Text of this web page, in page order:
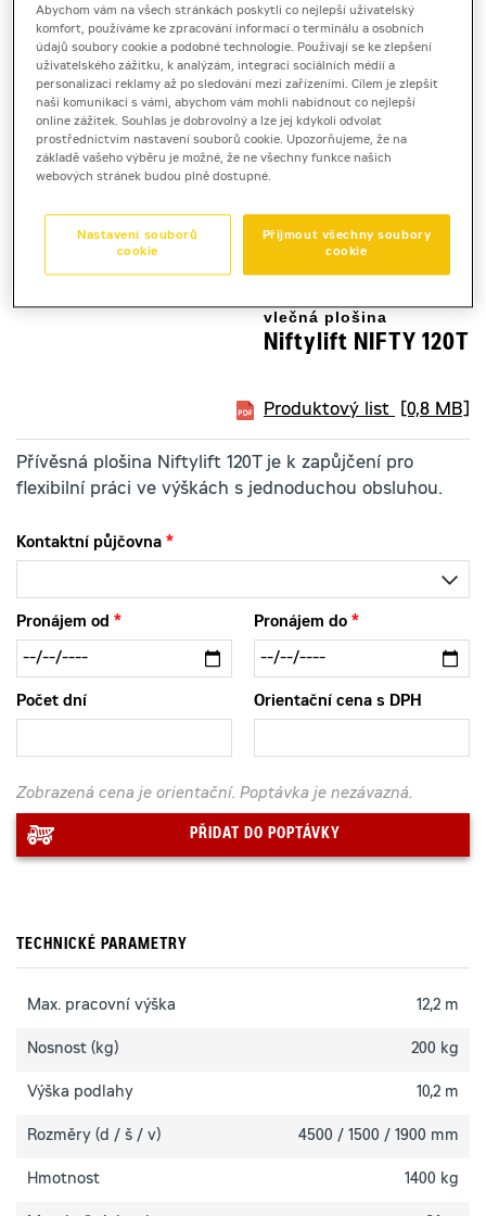
1 - 22 dnů
2 710 Kč bez DPH
3 279 Kč s DPH
23 a více dnů
1 840 Kč bez DPH
2 226 Kč s DPH
Kauce
10 000 Kč
vlečná plošina
Niftylift NIFTY 120T
Produktový list [0,8 MB]
Přívěsná plošina Niftylift 120T je k zapůjčení pro
flexibilní práci ve výškách s jednoduchou obsluhou.
Kontaktní půjčovna
Pronájem od Pronájem do
Počet dní Orientační cena s DPH
Zobrazená cena je orientační. Poptávka je nezávazná.
PŘIDAT DO POPTÁVKY
TECHNICKÉ PARAMETRY
Max. pracovní výška 12,2 m
Nosnost (kg) 200 kg
Výška podlahy 10,2 m
Rozměry (d / š / v) 4500 / 1500 / 1900 mm
Hmotnost 1400 kg
Abychom vám na všech stránkách poskytli co nejlepší uživatelský
komfort, používáme ke zpracování informací o terminálu a osobních
údajů soubory cookie a podobné technologie. Používají se ke zlepšení
uživatelského zážitku, k analýzám, integraci sociálních médií a
personalizaci reklamy až po sledování mezi zařízeními. Cílem je zlepšit
naši komunikaci s vámi, abychom vám mohli nabídnout co nejlepší
online zážitek. Souhlas je dobrovolný a lze jej kdykoli odvolat
prostřednictvím nastavení souborů cookie. Upozorňujeme, že na
základě vašeho výběru je možné, že ne všechny funkce našich
webových stránek budou plně dostupné.
Přijmout všechny soubory
cookie
Nastavení souborů
cookie